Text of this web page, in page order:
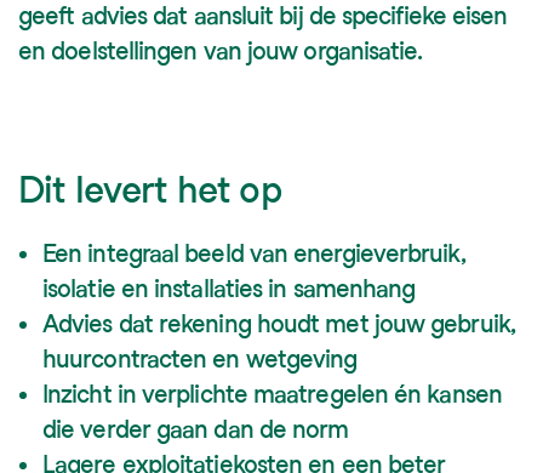
geeft advies dat aansluit bij de specifieke eisen
en doelstellingen van jouw organisatie.
Dit levert het op
Een integraal beeld van energieverbruik,
isolatie en installaties in samenhang
Advies dat rekening houdt met jouw gebruik,
huurcontracten en wetgeving
Inzicht in verplichte maatregelen én kansen
die verder gaan dan de norm
Lagere exploitatiekosten en een beter